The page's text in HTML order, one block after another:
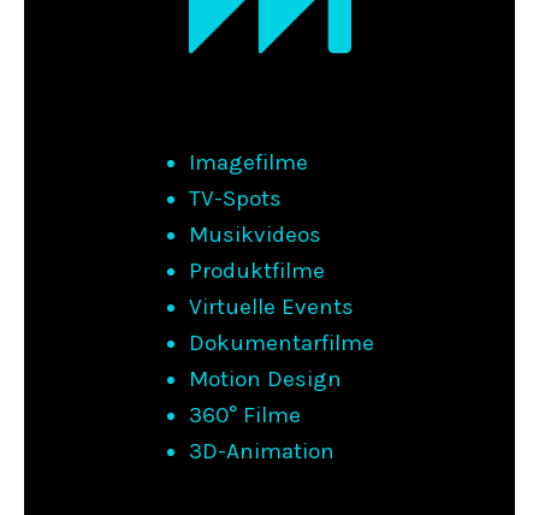
Imagefilme
TV-Spots
Musikvideos
Produktfilme
Virtuelle Events
Dokumentarfilme
Motion Design
360° Filme
3D-Animation